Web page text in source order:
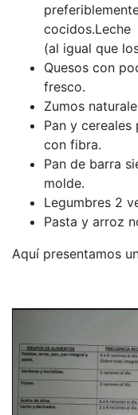
(al igual que
Quesos con
fresco.
Zumos
Pan y
con fibra.
Pan de barra
molde.
Legumbres 2
Pasta y arroz
Aquí presentamos